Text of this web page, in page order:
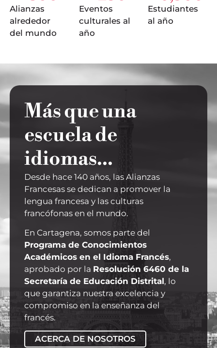
Alianzas
alrededor
del mundo
Eventos
culturales al
año
Estudiantes
al año
Más que una
escuela de
idiomas...
Desde hace 140 años, las Alianzas
Francesas se dedican a promover la
lengua francesa y las culturas
francófonas en el mundo.
En Cartagena, somos parte del
Programa de Conocimientos
Académicos en el Idioma Francés,
aprobado por la Resolución 6460 de la
Secretaría de Educación Distrital, lo
que garantiza nuestra excelencia y
compromiso en la enseñanza del
francés.
ACERCA DE NOSOTROS